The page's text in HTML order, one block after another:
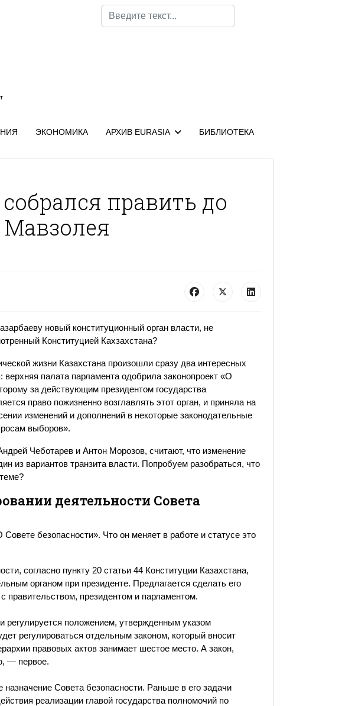
Поиск
ЭКОНОМИКА АРХИВ EURASIA БИБЛИОТЕКА
править до
Мавзолея
новый конституционный орган власти, не
Конституцией Кахзахстана?
жизни Казахстана произошли сразу два интересных
верхняя палата парламента одобрила законопроект «О
за действующим президентом государства
право пожизненно возглавлять этот орган, и приняла на
изменений и дополнений в некоторые законодательные
выборов».
Чеботарев и Антон Морозов, считают, что изменение
из вариантов транзита власти. Попробуем разобраться, что
деятельности Совета
безопасности». Что он меняет в работе и статусе это
согласно пункту 20 статьи 44 Конституции Казахстана,
органом при президенте. Предлагается сделать его
правительством, президентом и парламентом.
регулируется положением, утвержденным указом
регулироваться отдельным законом, который вносит
правовых актов занимает шестое место. А закон,
— первое.
назначение Совета безопасности. Раньше в его задачи
реализации главой государства полномочий по